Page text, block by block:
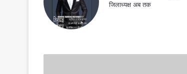
जिलाध्यक्ष अब तक